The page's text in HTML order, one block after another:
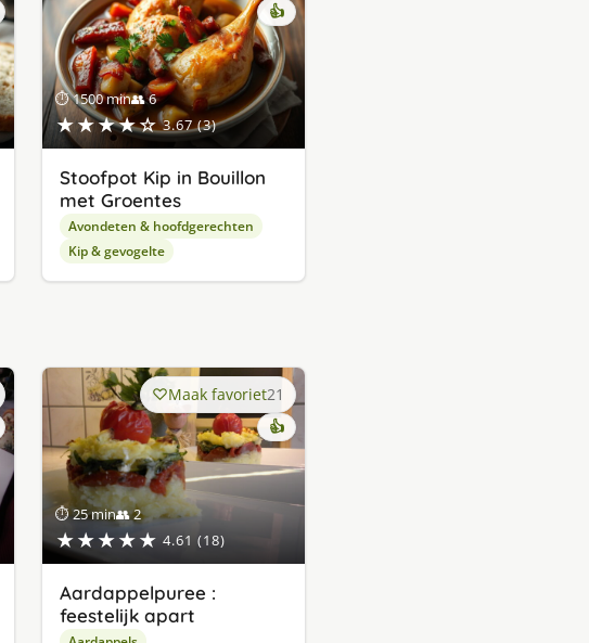
⏱ 1500 min👥 6
★★★★☆ 3.67 (3)
👍
Stoofpot Kip in Bouillon
met Groentes
Avondeten & hoofdgerechten
Kip & gevogelte
⏱ 25 min👥 2
★★★★★ 4.61 (18)
Maak favoriet21
👍
Aardappelpuree :
feestelijk apart